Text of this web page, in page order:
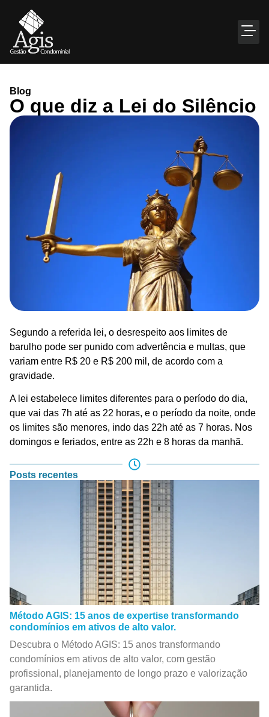
Blog
O que diz a Lei do Silêncio
Segundo a referida lei, o desrespeito aos limites de
barulho pode ser punido com advertência e multas, que
variam entre R$ 20 e R$ 200 mil, de acordo com a
gravidade.
A lei estabelece limites diferentes para o período do dia,
que vai das 7h até as 22 horas, e o período da noite, onde
os limites são menores, indo das 22h até as 7 horas. Nos
domingos e feriados, entre as 22h e 8 horas da manhã.
Posts recentes
Método AGIS: 15 anos de expertise transformando
condomínios em ativos de alto valor.
Descubra o Método AGIS: 15 anos transformando
condomínios em ativos de alto valor, com gestão
profissional, planejamento de longo prazo e valorização
garantida.